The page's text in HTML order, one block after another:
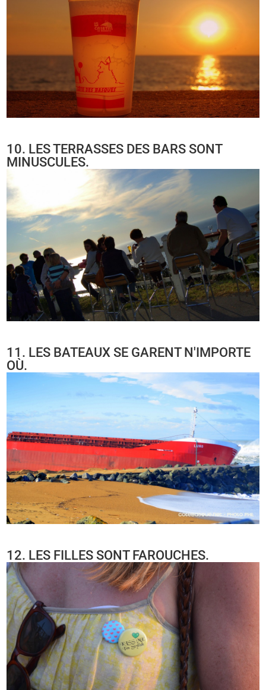
10. LES TERRASSES DES BARS SONT
MINUSCULES.
11. LES BATEAUX SE GARENT N'IMPORTE
OÙ.
12. LES FILLES SONT FAROUCHES.